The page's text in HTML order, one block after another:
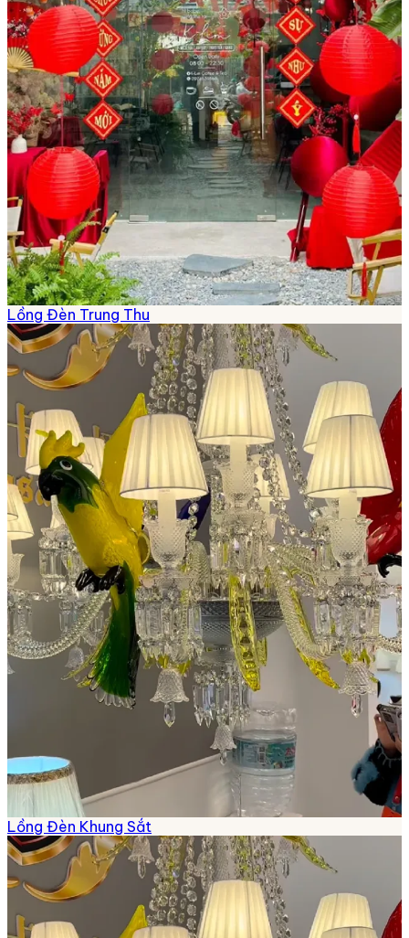
Lồng Đèn Trung Thu
Lồng Đèn Khung Sắt